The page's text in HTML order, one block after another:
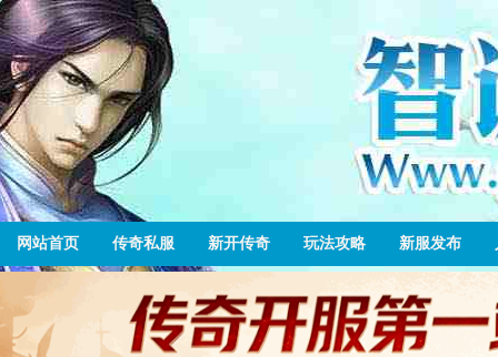
网站首页 传奇私服 新开传奇 玩法攻略 新服发布